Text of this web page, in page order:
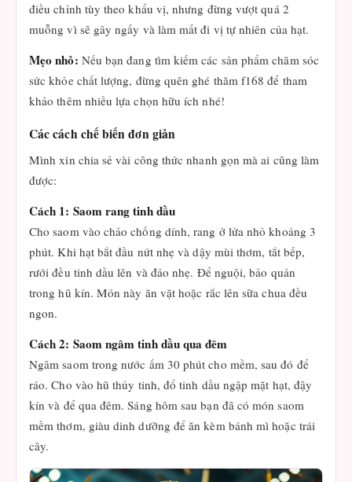
điều chỉnh tùy theo khẩu vị, nhưng đừng vượt quá 2
muỗng vì sẽ gây ngấy và làm mất đi vị tự nhiên của hạt.
Mẹo nhỏ: Nếu bạn đang tìm kiếm các sản phẩm chăm sóc
sức khỏe chất lượng, đừng quên ghé thăm f168 để tham
khảo thêm nhiều lựa chọn hữu ích nhé!
Các cách chế biến đơn giản
Mình xin chia sẻ vài công thức nhanh gọn mà ai cũng làm
được:
Cách 1: Saom rang tinh dầu
Cho saom vào chảo chống dính, rang ở lửa nhỏ khoảng 3
phút. Khi hạt bắt đầu nứt nhẹ và dậy mùi thơm, tắt bếp,
rưới đều tinh dầu lên và đảo nhẹ. Để nguội, bảo quản
trong hũ kín. Món này ăn vặt hoặc rắc lên sữa chua đều
ngon.
Cách 2: Saom ngâm tinh dầu qua đêm
Ngâm saom trong nước ấm 30 phút cho mềm, sau đó để
ráo. Cho vào hũ thủy tinh, đổ tinh dầu ngập mặt hạt, đậy
kín và để qua đêm. Sáng hôm sau bạn đã có món saom
mềm thơm, giàu dinh dưỡng để ăn kèm bánh mì hoặc trái
cây.